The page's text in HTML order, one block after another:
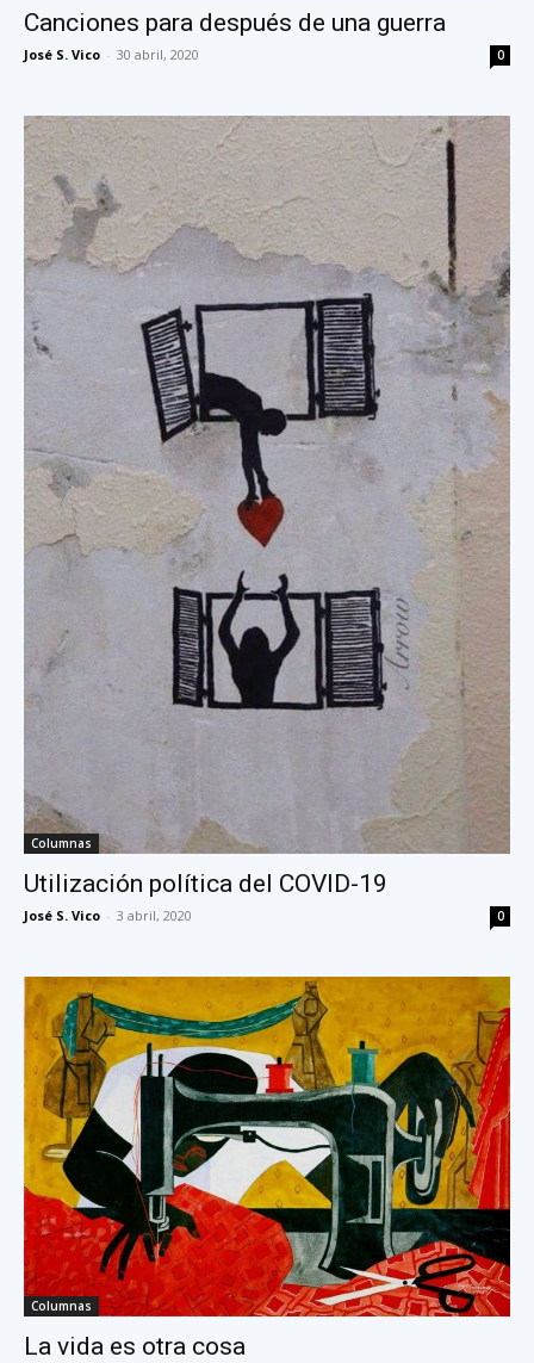
Canciones para después de una guerra
José S. Vico - 30 abril, 2020 0
Columnas
Utilización política del COVID-19
José S. Vico - 3 abril, 2020 0
Columnas
La vida es otra cosa